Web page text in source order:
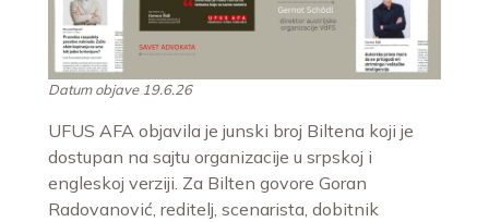
Datum objave 19.6.26
UFUS AFA objavila je junski broj Biltena koji je
dostupan na sajtu organizacije u srpskoj i
engleskoj verziji. Za Bilten govore Goran
Radovanović, reditelj, scenarista, dobitnik